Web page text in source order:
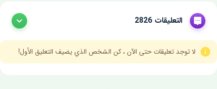
التعليقات 2826
لا توجد تعليقات حتى الآن ، كن الشخص الذي يضيف التعليق الأول!